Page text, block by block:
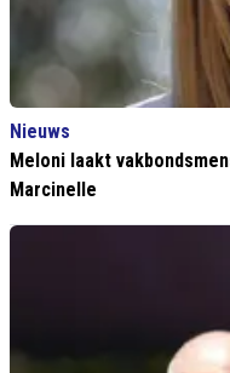
Nieuws
Meloni laakt
Marcinelle